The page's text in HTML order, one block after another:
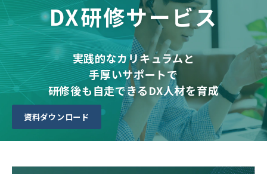
コース一覧
選ばれる理由
パートナー募集
DX研修サービス
実践的なカリキュラムと
手厚いサポートで
研修後も自走できるDX人材を育成
資料ダウンロード